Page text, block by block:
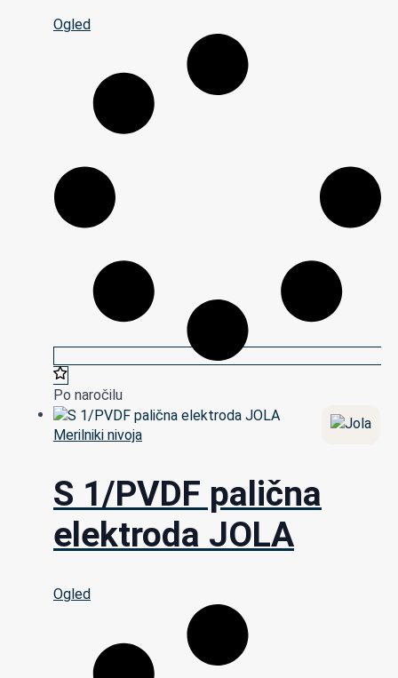
Ogled
Po naročilu
Merilniki nivoja
S 1/PVDF palična
elektroda JOLA
Ogled